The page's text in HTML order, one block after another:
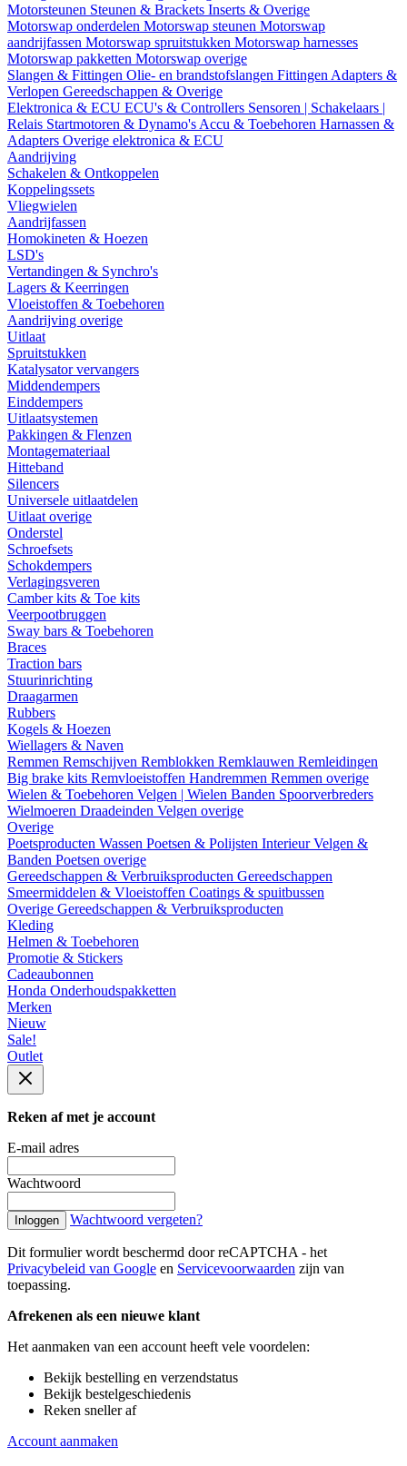
Motorsteunen Steunen & Brackets Inserts & Overige
Motorswap onderdelen Motorswap steunen Motorswap
aandrijfassen Motorswap spruitstukken Motorswap harnesses
Motorswap pakketten Motorswap overige
Slangen & Fittingen Olie- en brandstofslangen Fittingen Adapters &
Verlopen Gereedschappen & Overige
Elektronica & ECU ECU's & Controllers Sensoren | Schakelaars |
Relais Startmotoren & Dynamo's Accu & Toebehoren Harnassen &
Adapters Overige elektronica & ECU
Aandrijving
Schakelen & Ontkoppelen
Koppelingssets
Vliegwielen
Aandrijfassen
Homokineten & Hoezen
LSD's
Vertandingen & Synchro's
Lagers & Keerringen
Vloeistoffen & Toebehoren
Aandrijving overige
Uitlaat
Spruitstukken
Katalysator vervangers
Middendempers
Einddempers
Uitlaatsystemen
Pakkingen & Flenzen
Montagemateriaal
Hitteband
Silencers
Universele uitlaatdelen
Uitlaat overige
Onderstel
Schroefsets
Schokdempers
Verlagingsveren
Camber kits & Toe kits
Veerpootbruggen
Sway bars & Toebehoren
Braces
Traction bars
Stuurinrichting
Draagarmen
Rubbers
Kogels & Hoezen
Wiellagers & Naven
Remmen Remschijven Remblokken Remklauwen Remleidingen
Big brake kits Remvloeistoffen Handremmen Remmen overige
Wielen & Toebehoren Velgen | Wielen Banden Spoorverbreders
Wielmoeren Draadeinden Velgen overige
Overige
Poetsproducten Wassen Poetsen & Polijsten InterieurVelgen &
Banden Poetsen overige
Gereedschappen & Verbruiksproducten Gereedschappen
Smeermiddelen & Vloeistoffen Coatings & spuitbussen
Overige Gereedschappen & Verbruiksproducten
Kleding
Helmen & Toebehoren
Promotie & Stickers
Cadeaubonnen
Honda Onderhoudspakketten
Merken
Nieuw
Sale!
Outlet
Reken af met je account
E-mail adres
Wachtwoord
Inloggen Wachtwoord vergeten?
Dit formulier wordt beschermd door reCAPTCHA - het
Privacybeleid van Google en Servicevoorwaarden zijn van
toepassing.
Afrekenen als een nieuwe klant
Het aanmaken van een account heeft vele voordelen:
Bekijk bestelling en verzendstatus
Bekijk bestelgeschiedenis
Reken sneller af
Account aanmaken